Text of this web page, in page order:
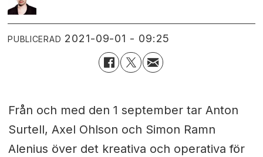
PUBLICERAD 2021-09-01 - 09:25
Från och med den 1 september tar Anton
Surtell, Axel Ohlson och Simon Ramn
Alenius över det kreativa och operativa för